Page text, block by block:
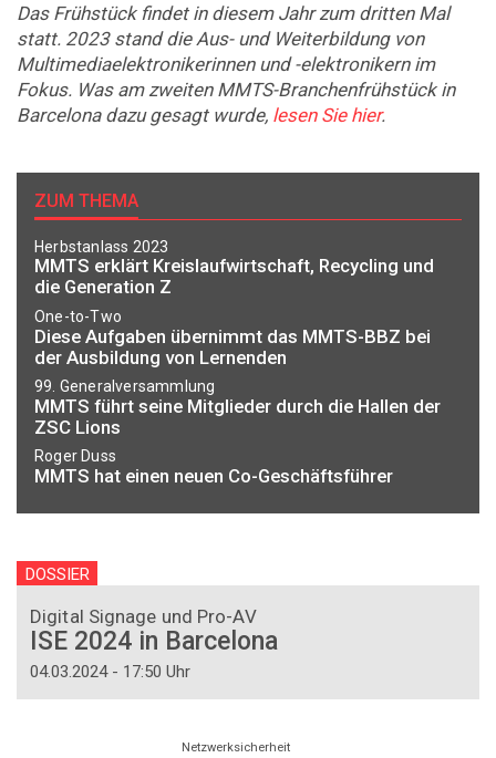
Das Frühstück findet in diesem Jahr zum dritten Mal
statt. 2023 stand die Aus- und Weiterbildung von
Multimediaelektronikerinnen und -elektronikern im
Fokus. Was am zweiten MMTS-Branchenfrühstück in
Barcelona dazu gesagt wurde, lesen Sie hier.
ZUM THEMA
Herbstanlass 2023
MMTS erklärt Kreislaufwirtschaft, Recycling und
die Generation Z
One-to-Two
Diese Aufgaben übernimmt das MMTS-BBZ bei
der Ausbildung von Lernenden
99. Generalversammlung
MMTS führt seine Mitglieder durch die Hallen der
ZSC Lions
Roger Duss
MMTS hat einen neuen Co-Geschäftsführer
DOSSIER
Digital Signage und Pro-AV
ISE 2024 in Barcelona
04.03.2024 - 17:50 Uhr
Netzwerksicherheit